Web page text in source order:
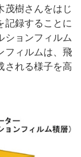
茂樹さんをはじ
記録することに
ションフィルム
フィルムは、飛
される様子を高